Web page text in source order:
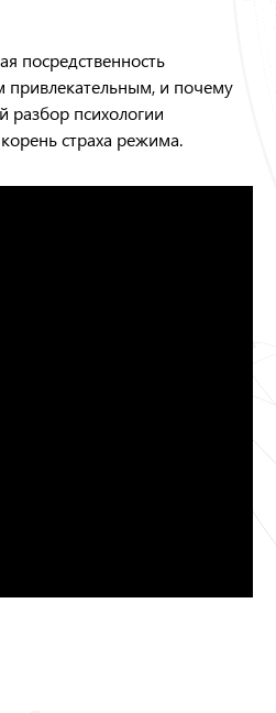
посредственность
привлекательным, и почему
разбор психологии
страха режима.